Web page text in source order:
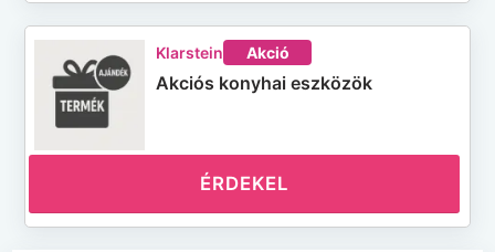
Klarstein Akció
Akciós konyhai eszközök
ÉRDEKEL